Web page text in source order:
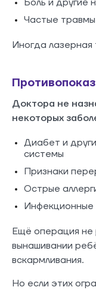
Частые
Иногда
Доктора не
некоторых
Диабет и
системы
Признаки
Острые
Инфекционные
Ещё операция не
вынашивании
вскармливания.
Но если этих